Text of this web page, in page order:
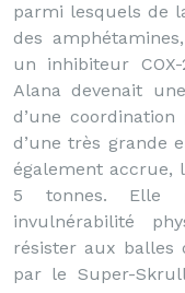
parmi lesquels de
des
un inhibiteur
Alana devenait
d’une
d’une très grande
également accrue,
5 tonnes. Elle
invulnérabilité
résister aux balles
par le Super-